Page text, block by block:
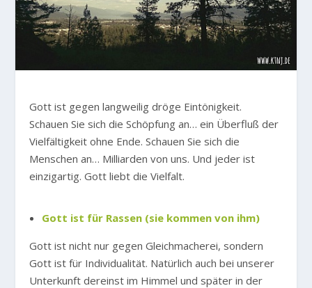
Gott ist gegen langweilig dröge Eintönigkeit.
Schauen Sie sich die Schöpfung an… ein Überfluß der
Vielfältigkeit ohne Ende. Schauen Sie sich die
Menschen an… Milliarden von uns. Und jeder ist
einzigartig. Gott liebt die Vielfalt.
Gott ist für Rassen (sie kommen von ihm)
Gott ist nicht nur gegen Gleichmacherei, sondern
Gott ist für Individualität. Natürlich auch bei unserer
Unterkunft dereinst im Himmel und später in der